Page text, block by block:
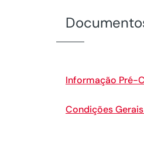
Informação Pré-
Condições